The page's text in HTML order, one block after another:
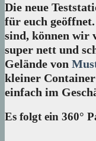
Die neue
für euch
sind, können wir
super nett und
Gelände von
kleiner
einfach im
Es folgt ein 360°